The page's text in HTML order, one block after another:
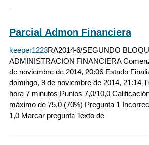
Parcial Admon Financiera
keeper1223RA2014-6/SEGUNDO
ADMINISTRACION FINANCIERA
de noviembre de 2014, 20:06 Estado
domingo, 9 de noviembre de 2014, 21:14
hora 7 minutos Puntos 7,0/10,0
máximo de 75,0 (70%) Pregunta 1
1,0 Marcar pregunta Texto de